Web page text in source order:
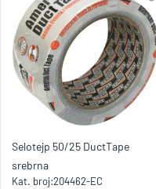
Selotejp 50/25 DuctTape
srebrna
Kat. broj:204462-EC